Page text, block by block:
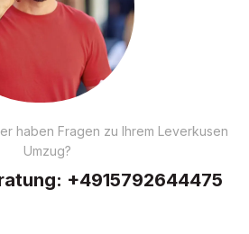
haben Fragen zu Ihrem Leverkusen
Umzug?
+4915792644475